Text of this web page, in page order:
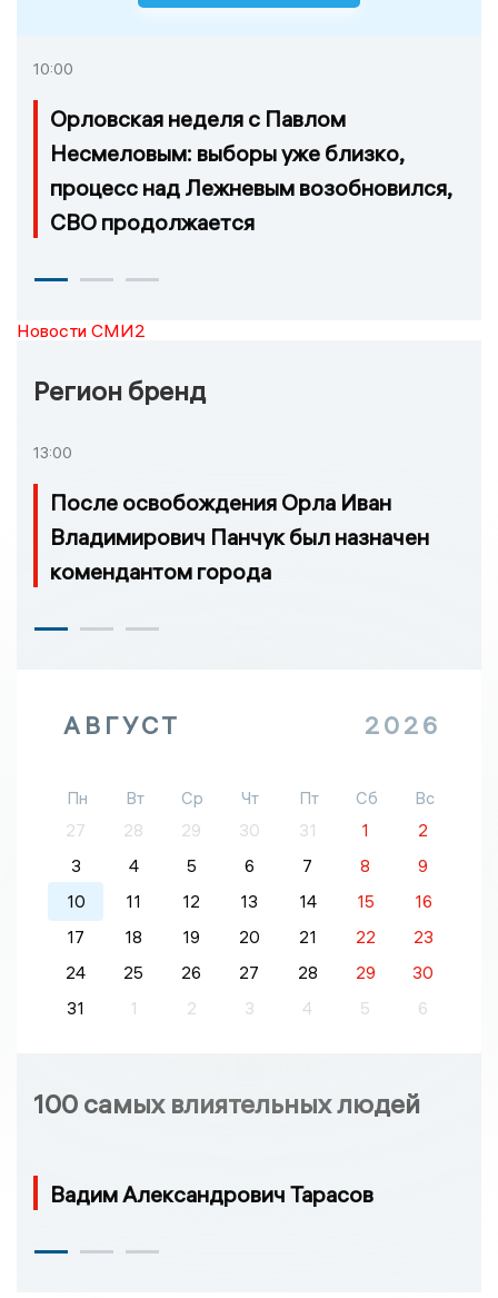
10:00
Орловская неделя с Павлом
Несмеловым: выборы уже близко,
процесс над Лежневым возобновился,
СВО продолжается
Новости СМИ2
Регион бренд
13:00
После освобождения Орла Иван
Владимирович Панчук был назначен
комендантом города
АВГУСТ 2026
Пн Вт Ср Чт Пт Сб
Вс
27
28 29 30 31 1
2
3
4 5 6 7 8
9
10
11 12 13 14 15
16
17
18 19 20 21 22
23
24
25 26 27 28 29
30
31
1 2 3 4 5 6
100 самых влиятельных людей
Вадим Александрович Тарасов